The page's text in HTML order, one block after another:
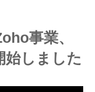
事業、
始しました